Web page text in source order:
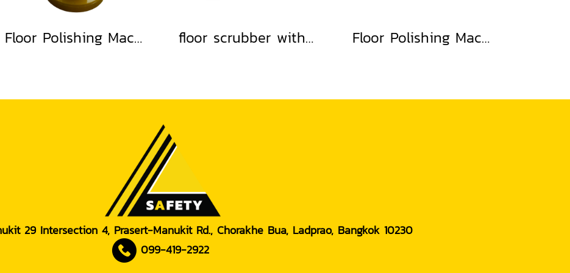
Floor Polishing Machine floor scrubber with built-in water absorption Floor Polishing Machine
29 Intersection 4, Prasert-Manukit Rd., Chorakhe Bua, Ladprao, Bangkok 10230
099-419-2922